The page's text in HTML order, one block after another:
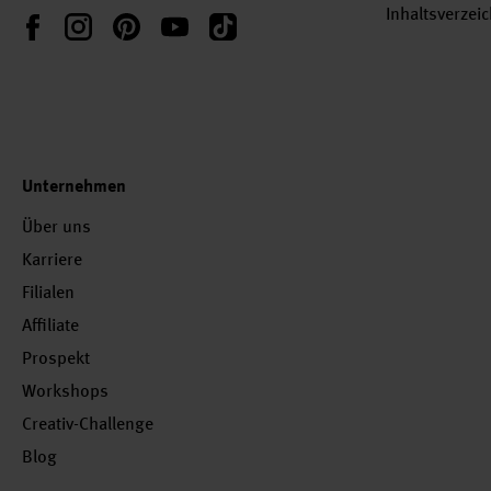
FacebookInstagramPinterestYouTubeTikTok
Unternehmen
Über uns
Karriere
Filialen
Affiliate
Prospekt
Workshops
Creativ-Challenge
Blog